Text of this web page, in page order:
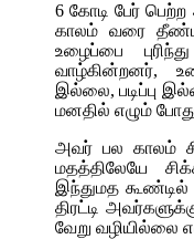
6கோடி பேர்
காலம் வரை
உழைப்பை
வாழ்கின்றனர்,
இல்லை,படிப்பு
மனதில் எழும்
அவர் பல காலம்
மதத்திலேயே
இந்துமத
திரட்டி
வேறு